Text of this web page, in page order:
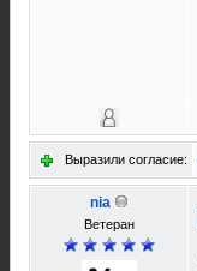
Выразили согласие:
nia
Ветеран